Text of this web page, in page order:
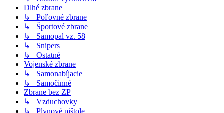
Dlhé zbrane
↳ Poľovné zbrane
↳ Športové zbrane
↳ Samopal vz. 58
↳ Snipers
↳ Ostatné
Vojenské zbrane
↳ Samonabíjacie
↳ Samočinné
Zbrane bez ZP
↳ Vzduchovky